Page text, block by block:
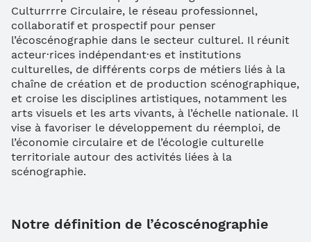
Culturrrre Circulaire, le réseau professionnel,
collaboratif et prospectif pour penser
l’écoscénographie dans le secteur culturel. Il réunit
acteur·rices indépendant·es et institutions
culturelles, de différents corps de métiers liés à la
chaîne de création et de production scénographique,
et croise les disciplines artistiques, notamment les
arts visuels et les arts vivants, à l’échelle nationale. Il
vise à favoriser le développement du réemploi, de
l’économie circulaire et de l’écologie culturelle
territoriale autour des activités liées à la
scénographie.
Notre définition de l’écoscénographie